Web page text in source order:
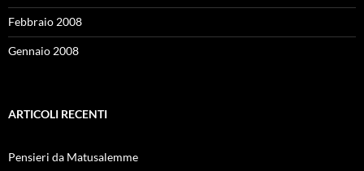
Febbraio 2008
Gennaio 2008
ARTICOLI RECENTI
Pensieri da Matusalemme